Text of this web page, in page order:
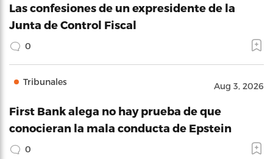
Las confesiones de un expresidente de la
Junta de Control Fiscal
0
Tribunales Aug 3, 2026
First Bank alega no hay prueba de que
conocieran la mala conducta de Epstein
0